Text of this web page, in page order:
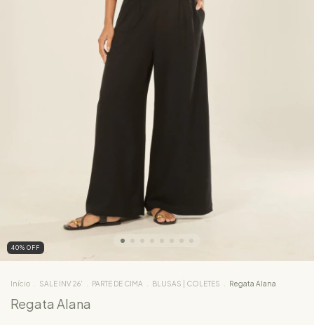
40% OFF
Início SALE INV 26' PARTE DE CIMA BLUSAS | COLETES Regata Alana
Regata Alana